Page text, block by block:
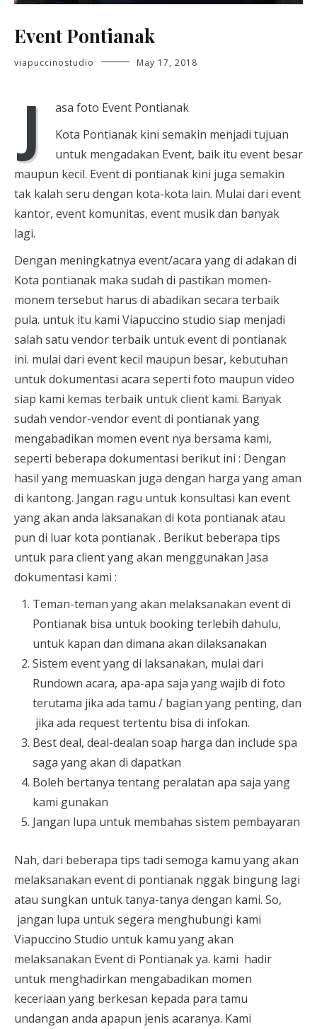
Event Pontianak
viapuccinostudio May 17, 2018
J
asa foto Event Pontianak
Kota Pontianak kini semakin menjadi tujuan
untuk mengadakan Event, baik itu event besar
maupun kecil. Event di pontianak kini juga semakin
tak kalah seru dengan kota-kota lain. Mulai dari event
kantor, event komunitas, event musik dan banyak
lagi.
Dengan meningkatnya event/acara yang di adakan di
Kota pontianak maka sudah di pastikan momen-
monem tersebut harus di abadikan secara terbaik
pula. untuk itu kami Viapuccino studio siap menjadi
salah satu vendor terbaik untuk event di pontianak
ini. mulai dari event kecil maupun besar, kebutuhan
untuk dokumentasi acara seperti foto maupun video
siap kami kemas terbaik untuk client kami. Banyak
sudah vendor-vendor event di pontianak yang
mengabadikan momen event nya bersama kami,
seperti beberapa dokumentasi berikut ini : Dengan
hasil yang memuaskan juga dengan harga yang aman
di kantong. Jangan ragu untuk konsultasi kan event
yang akan anda laksanakan di kota pontianak atau
pun di luar kota pontianak . Berikut beberapa tips
untuk para client yang akan menggunakan Jasa
dokumentasi kami :
Teman-teman yang akan melaksanakan event di
Pontianak bisa untuk booking terlebih dahulu,
untuk kapan dan dimana akan dilaksanakan
Sistem event yang di laksanakan, mulai dari
Rundown acara, apa-apa saja yang wajib di foto
terutama jika ada tamu / bagian yang penting, dan
jika ada request tertentu bisa di infokan.
Best deal, deal-dealan soap harga dan include spa
saga yang akan di dapatkan
Boleh bertanya tentang peralatan apa saja yang
kami gunakan
Jangan lupa untuk membahas sistem pembayaran
Nah, dari beberapa tips tadi semoga kamu yang akan
melaksanakan event di pontianak nggak bingung lagi
atau sungkan untuk tanya-tanya dengan kami. So,
jangan lupa untuk segera menghubungi kami
Viapuccino Studio untuk kamu yang akan
melaksanakan Event di Pontianak ya. kami hadir
untuk menghadirkan mengabadikan momen
keceriaan yang berkesan kepada para tamu
undangan anda apapun jenis acaranya. Kami